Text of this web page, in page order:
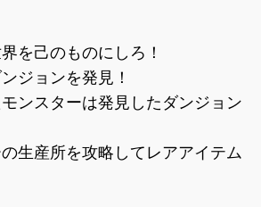
を己のものにしろ！
ジョンを発見！
ンスターは発見したダンジョン
生産所を攻略してレアアイテム